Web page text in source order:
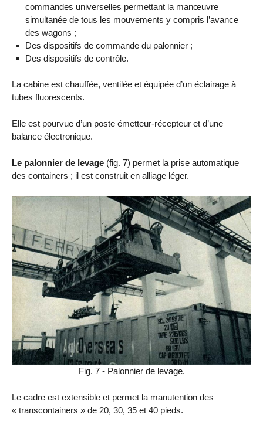
commandes universelles permettant la manœuvre
simultanée de tous les mouvements y compris l’avance
des wagons ;
Des dispositifs de commande du palonnier ;
Des dispositifs de contrôle.
La cabine est chauffée, ventilée et équipée d’un éclairage à
tubes fluorescents.
Elle est pourvue d’un poste émetteur-récepteur et d’une
balance électronique.
Le palonnier de levage (fig. 7) permet la prise automatique
des containers ; il est construit en alliage léger.
Fig. 7 - Palonnier de levage.
Le cadre est extensible et permet la manutention des
« transcontainers » de 20, 30, 35 et 40 pieds.